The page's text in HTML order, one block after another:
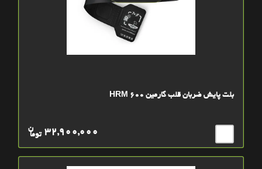
بلت پایش ضربان قلب گارمین HRM 600
توما
ن 32,900,000